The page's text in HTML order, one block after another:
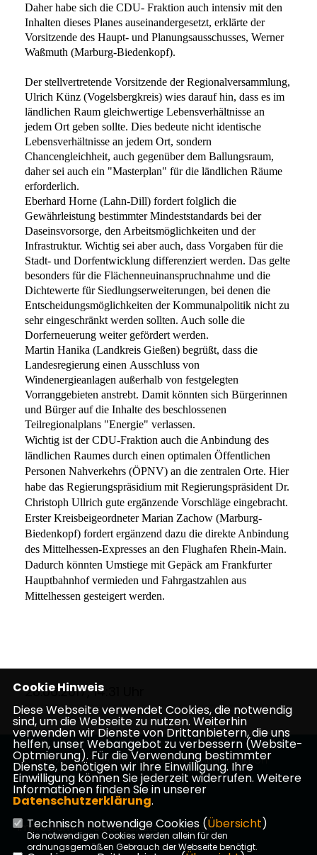
Daher habe sich die CDU- Fraktion auch intensiv mit den
Inhalten dieses Planes auseinandergesetzt, erklärte der
Vorsitzende des Haupt- und Planungsausschusses, Werner
Waßmuth (Marburg-Biedenkopf).
Der stellvertretende Vorsitzende der Regionalversammlung,
Ulrich Künz (Vogelsbergkreis) wies darauf hin, dass es im
ländlichen Raum gleichwertige Lebensverhältnisse an
jedem Ort geben sollte. Dies bedeute nicht identische
Lebensverhältnisse an jedem Ort, sondern
Chancengleichheit, auch gegenüber dem Ballungsraum,
daher sei auch ein "Masterplan" für die ländlichen Räume
erforderlich.
Eberhard Horne (Lahn-Dill) fordert folglich die
Gewährleistung bestimmter Mindeststandards bei der
Daseinsvorsorge, den Arbeitsmöglichkeiten und der
Infrastruktur. Wichtig sei aber auch, dass Vorgaben für die
Stadt- und Dorfentwicklung differenziert werden. Das gelte
besonders für die Flächenneuinanspruchnahme und die
Dichtewerte für Siedlungserweiterungen, bei denen die
Entscheidungsmöglichkeiten der Kommunalpolitik nicht zu
sehr eingeschränkt werden sollten. Auch solle die
Dorferneuerung weiter gefördert werden.
Martin Hanika (Landkreis Gießen) begrüßt, dass die
Landesregierung einen Ausschluss von
Windenergieanlagen außerhalb von festgelegten
Vorranggebieten anstrebt. Damit könnten sich Bürgerinnen
und Bürger auf die Inhalte des beschlossenen
Teilregionalplans "Energie" verlassen.
Wichtig ist der CDU-Fraktion auch die Anbindung des
ländlichen Raumes durch einen optimalen Öffentlichen
Personen Nahverkehrs (ÖPNV) an die zentralen Orte. Hier
habe das Regierungspräsidium mit Regierungspräsident Dr.
Christoph Ullrich gute ergänzende Vorschläge eingebracht.
Erster Kreisbeigeordneter Marian Zachow (Marburg-
Biedenkopf) fordert ergänzend dazu die direkte Anbindung
des Mittelhessen-Expresses an den Flughafen Rhein-Main.
Dadurch könnten Umstiege mit Gepäck am Frankfurter
Hauptbahnhof vermieden und Fahrgastzahlen aus
Mittelhessen gesteigert werden.
28.06.2017, 14:31 Uhr
Vogelsbergkreis Politische Partei Kreistagsfraktion
Impressum Datenschutz Kontakt
Cookie Hinweis
Diese Webseite verwendet Cookies, die notwendig
sind, um die Webseite zu nutzen. Weiterhin
verwenden wir Dienste von Drittanbietern, die uns
helfen, unser Webangebot zu verbessern (Website-
Optmierung). Für die Verwendung bestimmter
Dienste, benötigen wir Ihre Einwilligung. Ihre
Einwilligung können Sie jederzeit widerrufen. Weitere
Informationen finden Sie in unserer
Datenschutzerklärung.
Technisch notwendige Cookies (Übersicht)
Die notwendigen Cookies werden allein für den
ordnungsgemäßen Gebrauch der Webseite benötigt.